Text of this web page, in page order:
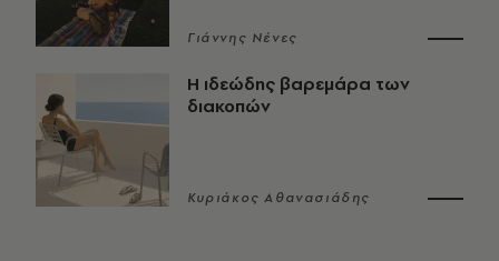
Γιάννης Νένες
Η ιδεώδης βαρεμάρα των
διακοπών
Κυριάκος Αθανασιάδης